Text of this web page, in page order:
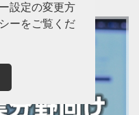
設定の変更方
ーをご覧くだ